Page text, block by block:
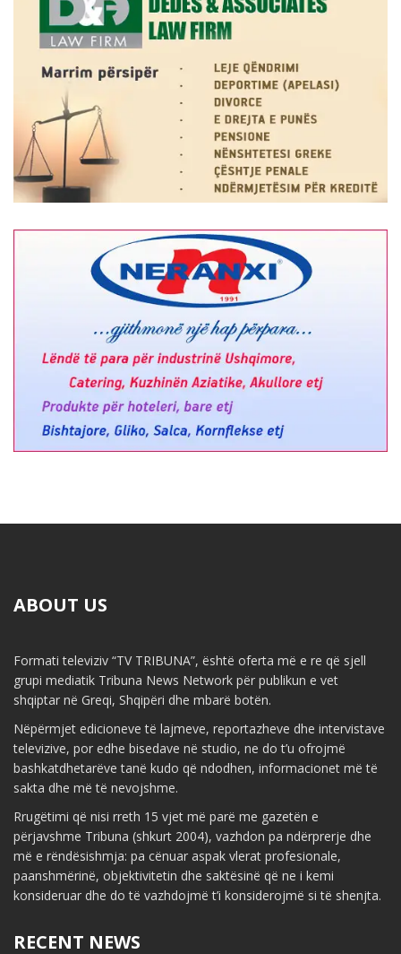
ABOUT US
Formati televiziv “TV TRIBUNA”, është oferta më e re që sjell
grupi mediatik Tribuna News Network për publikun e vet
shqiptar në Greqi, Shqipëri dhe mbarë botën.
Nëpërmjet edicioneve të lajmeve, reportazheve dhe intervistave
televizive, por edhe bisedave në studio, ne do t’u ofrojmë
bashkatdhetarëve tanë kudo që ndodhen, informacionet më të
sakta dhe më të nevojshme.
Rrugëtimi që nisi rreth 15 vjet më parë me gazetën e
përjavshme Tribuna (shkurt 2004), vazhdon pa ndërprerje dhe
më e rëndësishmja: pa cënuar aspak vlerat profesionale,
paanshmërinë, objektivitetin dhe saktësinë që ne i kemi
konsideruar dhe do të vazhdojmë t’i konsiderojmë si të shenjta.
RECENT NEWS